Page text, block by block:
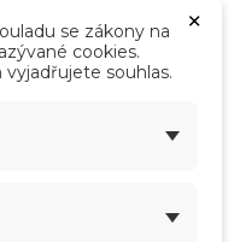
×
se zákony na
cookies.
souhlas.